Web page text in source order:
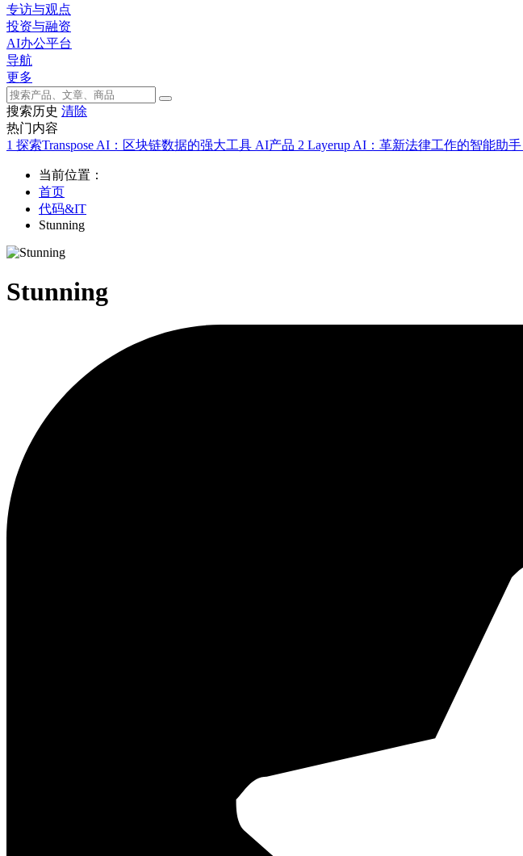
专访与观点
投资与融资
AI办公平台
导航
更多
搜索历史 清除
热门内容
1 探索Transpose AI：区块链数据的强大工具 AI产品 2 Layerup AI：革新法律工作的智能助手
当前位置：
首页
代码&IT
Stunning
Stunning